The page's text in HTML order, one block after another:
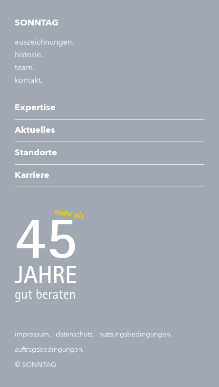
SONNTAG
auszeichnungen.
historie.
team.
kontakt.
Expertise
Aktuelles
Standorte
Karriere
mehr als
45
JAHRE
gut beraten
impressum. datenschutz. nutzungsbedingungen.
auftragsbedingungen.
© SONNTAG